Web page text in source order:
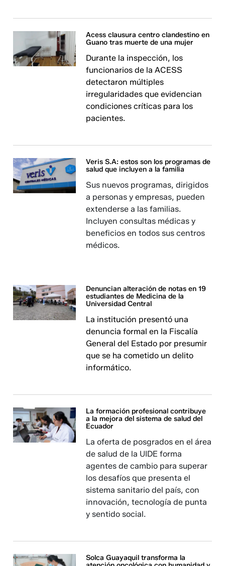
Acess clausura centro clandestino en
Guano tras muerte de una mujer
Durante la inspección, los
funcionarios de la ACESS
detectaron múltiples
irregularidades que evidencian
condiciones críticas para los
pacientes.
Veris S.A: estos son los programas de
salud que incluyen a la familia
Sus nuevos programas, dirigidos
a personas y empresas, pueden
extenderse a las familias.
Incluyen consultas médicas y
beneficios en todos sus centros
médicos.
Denuncian alteración de notas en 19
estudiantes de Medicina de la
Universidad Central
La institución presentó una
denuncia formal en la Fiscalía
General del Estado por presumir
que se ha cometido un delito
informático.
La formación profesional contribuye
a la mejora del sistema de salud del
Ecuador
La oferta de posgrados en el área
de salud de la UIDE forma
agentes de cambio para superar
los desafíos que presenta el
sistema sanitario del país, con
innovación, tecnología de punta
y sentido social.
Solca Guayaquil transforma la